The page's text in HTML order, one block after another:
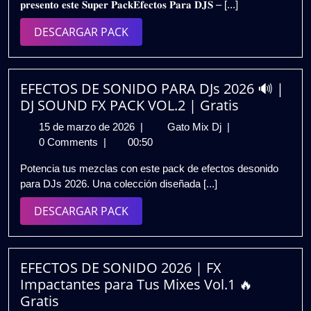
2023
𝗙𝗜𝗘𝗦𝗧𝗔𝗦
𝗡𝗔𝗩𝗜𝗗𝗔𝗗
𝗬
𝗚𝗥𝗔𝗧𝗜𝗦
𝐩𝐫𝐞𝐬𝐞𝐧𝐭𝐨 𝐞𝐬𝐭𝐞 𝐒𝐮𝐩𝐞𝐫 𝐏𝐚𝐜𝐤𝐄𝐟𝐞𝐜𝐭𝐨𝐬 𝐏𝐚𝐫𝐚 𝐃𝐉𝐒 – [...]
DESCARGAR PACKDESCARGAR
PACK
EFECTOS DE SONIDO PARA DJs 2026 🔊 |
DJ SOUND FX PACK VOL.2 | Gratis
15 de marzo de 2026 15
de
de
2026
| Gato Mix Dj EFECTOS
PARA
DJ
FX
|
0 Comments | 00:50
Potencia tus mezclas con este pack de efectos desonido
para DJs 2026. Una colección diseñada [...]
DESCARGAR PACKDESCARGAR
PACK
EFECTOS DE SONIDO 2026 | FX
Impactantes para Tus Mixes Vol.1 🔥
Gratis